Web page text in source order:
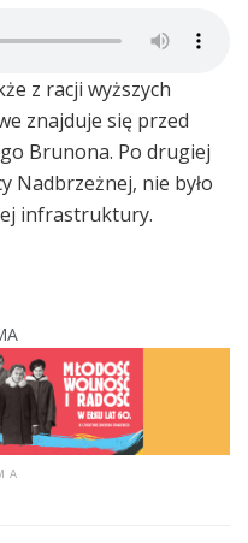
z racji wyższych
znajduje się przed
Brunona. Po drugiej
Nadbrzeżnej, nie było
infrastruktury.